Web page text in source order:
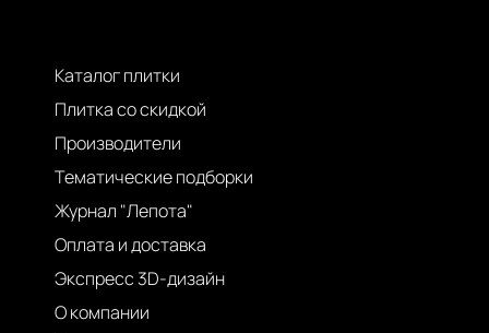
Каталог плитки
Плитка со скидкой
Производители
Тематические подборки
Журнал "Лепота"
Оплата и доставка
Экспресс 3D-дизайн
О компании